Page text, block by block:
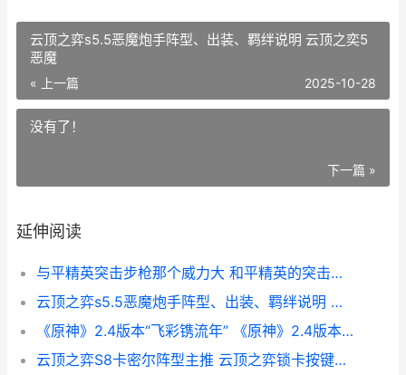
云顶之弈s5.5恶魔炮手阵型、出装、羁绊说明 云顶之奕5
恶魔
« 上一篇 2025-10-28
没有了！
下一篇 »
延伸阅读
与平精英突击步枪那个威力大 和平精英的突击步枪有哪些-
云顶之弈s5.5恶魔炮手阵型、出装、羁绊说明 云顶之奕5恶魔
《原神》2.4版本“飞彩镌流年” 《原神》2.4版本下载
云顶之弈S8卡密尔阵型主推 云顶之弈锁卡按键是哪一个